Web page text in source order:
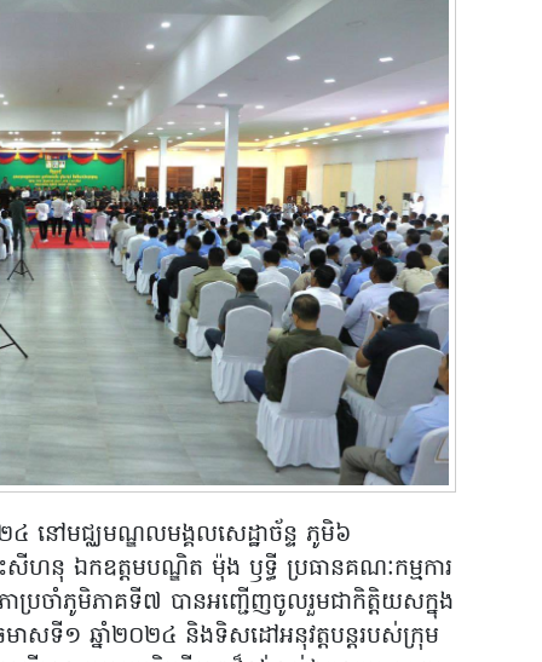
៤ នៅមជ្ឈមណ្ឌលមង្គលសេដ្ឋាច័ន្ទ ភូមិ៦
ហនុ ឯកឧត្តមបណ្ឌិត ម៉ុង ឫទ្ធី ប្រធានគណៈកម្មការ
ប្រចាំភូមិភាគទី៧ បានអញ្ជើញចូលរួមជាកិត្តិយសក្នុង
មាសទី១ ឆ្នាំ២០២៤ និងទិសដៅអនុវត្តបន្តរបស់ក្រុម